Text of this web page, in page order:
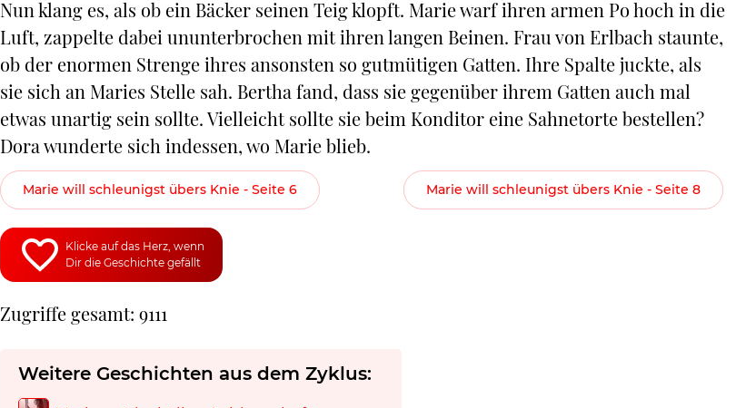
Nun klang es, als ob ein Bäcker seinen Teig klopft. Marie warf ihren armen Po hoch in die
Luft, zappelte dabei ununterbrochen mit ihren langen Beinen. Frau von Erlbach staunte,
ob der enormen Strenge ihres ansonsten so gutmütigen Gatten. Ihre Spalte juckte, als
sie sich an Maries Stelle sah. Bertha fand, dass sie gegenüber ihrem Gatten auch mal
etwas unartig sein sollte. Vielleicht sollte sie beim Konditor eine Sahnetorte bestellen?
Dora wunderte sich indessen, wo Marie blieb.
Marie will schleunigst übers Knie - Seite 8
Marie will schleunigst übers Knie - Seite 6
Klicke auf das Herz, wenn
Dir die Geschichte gefällt
Zugriffe gesamt: 9111
Weitere Geschichten aus dem Zyklus: